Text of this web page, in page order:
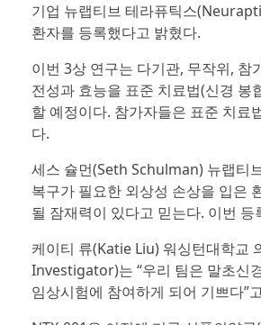
기업 뉴랩티브 테라퓨틱스
환자를 등록했다고 밝혔다.
이번 3상 연구는 다기관, 무작위, 참
전성과 효능을 표준 치료법(신경 봉
할 예정이다. 참가자들은 표준 치료
다.
세스 슐먼(Seth Schulman) 뉴랩티
복구가 필요한 외상성 손상을 입은
될 잠재력이 있다고 믿는다. 이번
케이티 류(Katie Liu) 워싱턴대학
Investigator)는 “우리 팀은 말초신
임상시험에 참여하게 되어 기쁘다”